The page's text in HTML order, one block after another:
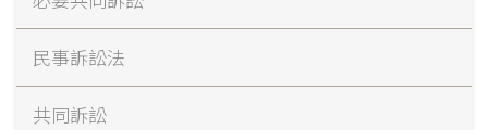
民事訴訟法
共同訴訟